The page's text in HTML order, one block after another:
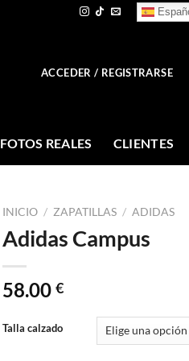
ACCEDER / REGISTRARSE
FOTOS REALES CLIENTES
INICIO / ZAPATILLAS / ADIDAS
Adidas Campus
58.00 €
Talla calzado